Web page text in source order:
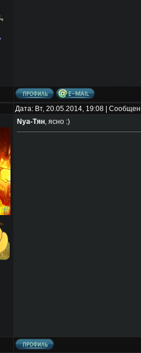
Дата: Вт, 20.05.2014, 19:08 |
Nya-Тян, ясно :)